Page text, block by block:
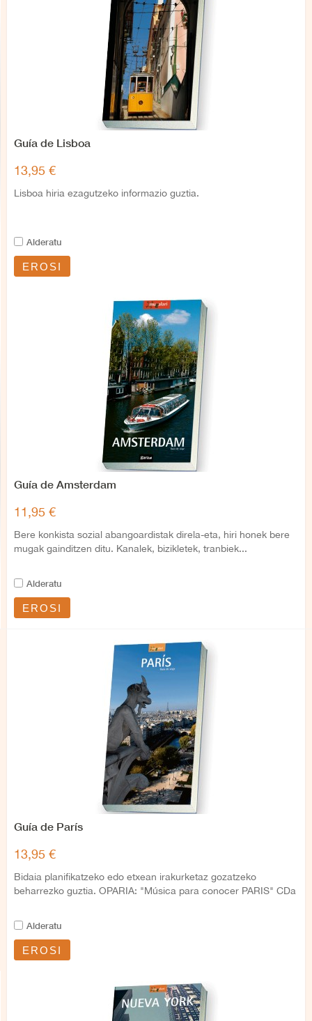
Guía de Lisboa
13,95 €
Lisboa hiria ezagutzeko informazio guztia.
Alderatu
EROSI
Guía de Amsterdam
11,95 €
Bere konkista sozial abangoardistak direla-eta, hiri honek bere
mugak gainditzen ditu. Kanalek, bizikletek, tranbiek...
Alderatu
EROSI
Guía de París
13,95 €
Bidaia planifikatzeko edo etxean irakurketaz gozatzeko
beharrezko guztia. OPARIA: "Música para conocer PARIS" CDa
Alderatu
EROSI